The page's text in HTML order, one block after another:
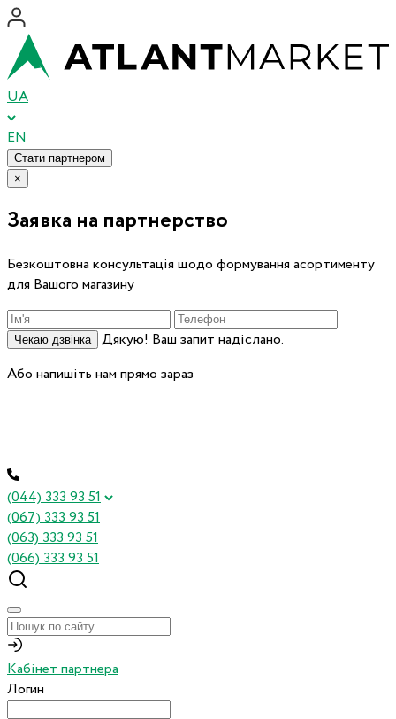
UA
EN
Стати партнером
×
Заявка на партнерство
Безкоштовна консультація щодо формування асортименту
для Вашого магазину
Чекаю дзвінка
Дякую! Ваш запит надіслано.
Або напишіть нам прямо зараз
(044) 333 93 51
(067) 333 93 51
(063) 333 93 51
(066) 333 93 51
Кабінет партнера
Логин